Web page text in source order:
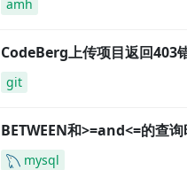
amh
CodeBerg上传项目返回403
git
BETWEEN和>=and<=的查
mysql